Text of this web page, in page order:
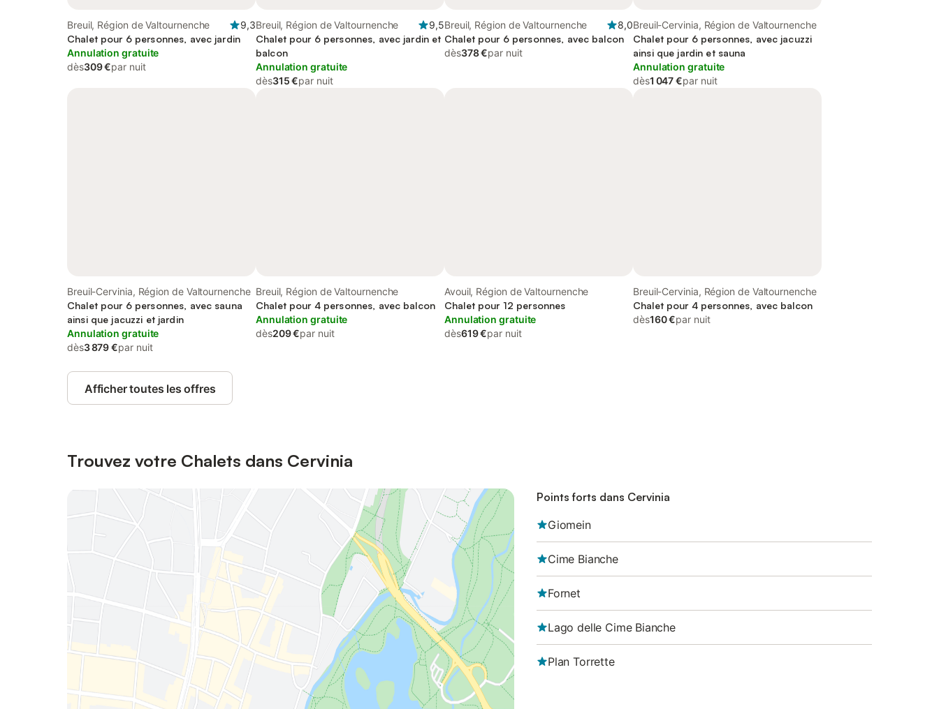
Breuil, Région de Valtournenche
9,3
Chalet pour 6 personnes, avec jardin
Annulation gratuite
dès309 €par nuit
Breuil, Région de Valtournenche
9,5
Chalet pour 6 personnes, avec jardin et
balcon
Annulation gratuite
dès315 €par nuit
Breuil, Région de Valtournenche
8,0
Chalet pour 6 personnes, avec balcon
dès378 €par nuit
Breuil-Cervinia, Région de Valtournenche
Chalet pour 6 personnes, avec jacuzzi
ainsi que jardin et sauna
Annulation gratuite
dès1 047 €par nuit
Breuil-Cervinia, Région de Valtournenche
Chalet pour 6 personnes, avec sauna
ainsi que jacuzzi et jardin
Annulation gratuite
dès3 879 €par nuit
Breuil, Région de Valtournenche
Chalet pour 4 personnes, avec balcon
Annulation gratuite
dès209 €par nuit
Avouil, Région de Valtournenche
Chalet pour 12 personnes
Annulation gratuite
dès619 €par nuit
Breuil-Cervinia, Région de Valtournenche
Chalet pour 4 personnes, avec balcon
dès160 €par nuit
Afficher toutes les offres
Trouvez votre Chalets dans Cervinia
Points forts dans Cervinia
Giomein
Cime Bianche
Fornet
Lago delle Cime Bianche
Plan Torrette